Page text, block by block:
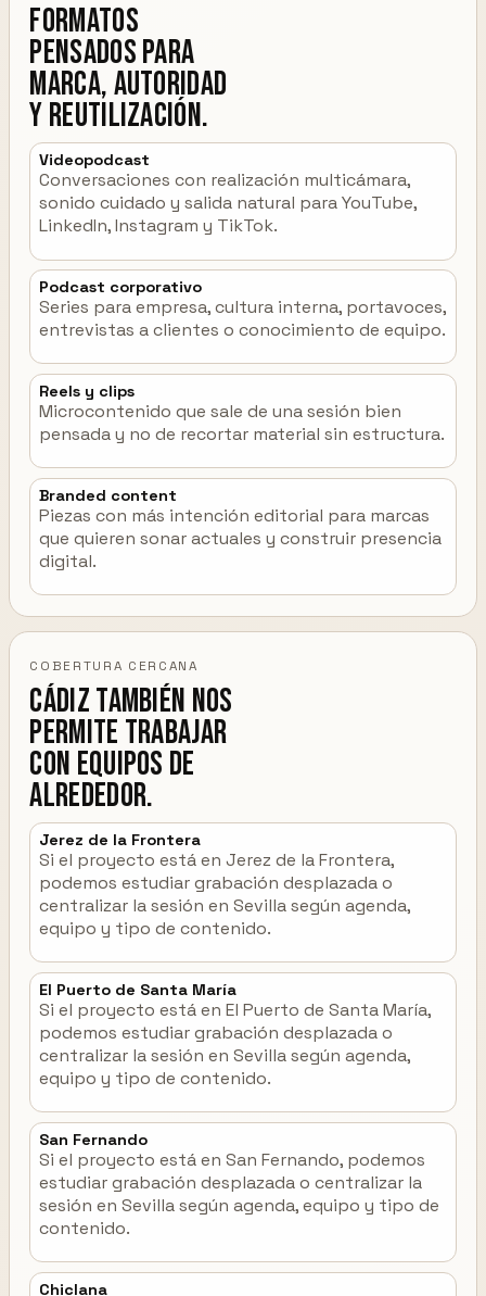
Formatos
pensados para
marca, autoridad
y reutilización.
Videopodcast
Conversaciones con realización multicámara,
sonido cuidado y salida natural para YouTube,
LinkedIn, Instagram y TikTok.
Podcast corporativo
Series para empresa, cultura interna, portavoces,
entrevistas a clientes o conocimiento de equipo.
Reels y clips
Microcontenido que sale de una sesión bien
pensada y no de recortar material sin estructura.
Branded content
Piezas con más intención editorial para marcas
que quieren sonar actuales y construir presencia
digital.
COBERTURA CERCANA
Cádiz también nos
permite trabajar
con equipos de
alrededor.
Jerez de la Frontera
Si el proyecto está en Jerez de la Frontera,
podemos estudiar grabación desplazada o
centralizar la sesión en Sevilla según agenda,
equipo y tipo de contenido.
El Puerto de Santa María
Si el proyecto está en El Puerto de Santa María,
podemos estudiar grabación desplazada o
centralizar la sesión en Sevilla según agenda,
equipo y tipo de contenido.
San Fernando
Si el proyecto está en San Fernando, podemos
estudiar grabación desplazada o centralizar la
sesión en Sevilla según agenda, equipo y tipo de
contenido.
Chiclana